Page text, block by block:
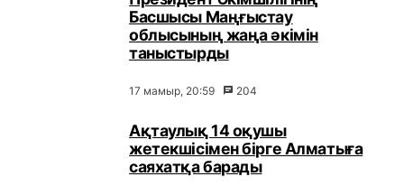
Басшысы Маңғыстау
облысының жаңа әкімін
таныстырды
17 мамыр, 20:59 204
Ақтаулық 14 оқушы
жетекшісімен бірге Алматыға
саяхатқа барады